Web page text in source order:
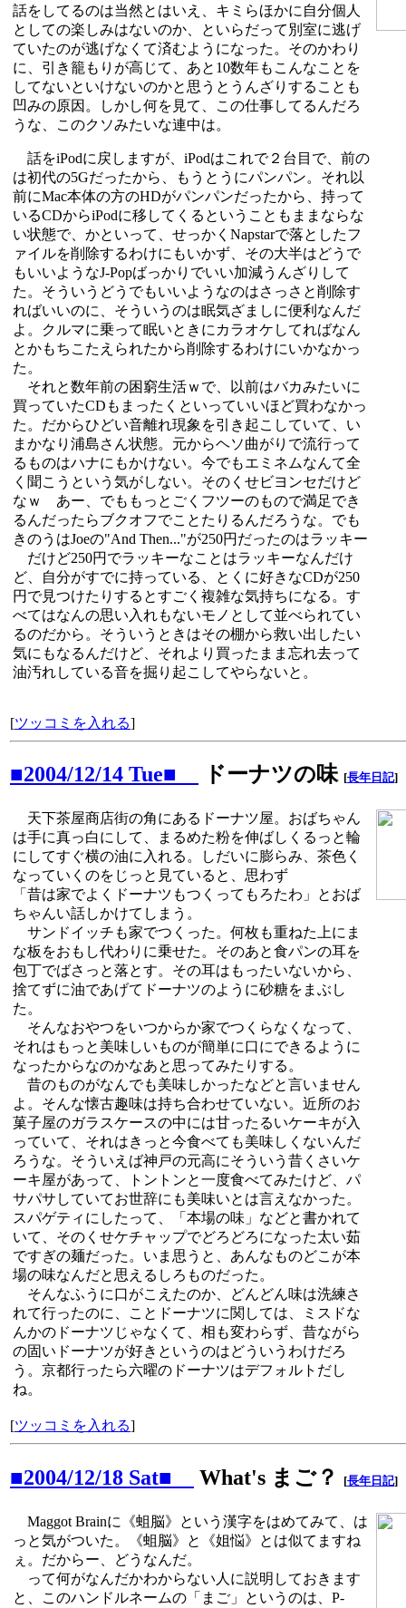
話をしてるのは当然とはいえ、キミらほかに自分個人
としての楽しみはないのか、といらだって別室に逃げ
ていたのが逃げなくて済むようになった。そのかわり
に、引き籠もりが高じて、あと10数年もこんなことを
してないといけないのかと思うとうんざりすることも
凹みの原因。しかし何を見て、この仕事してるんだろ
うな、このクソみたいな連中は。
話をiPodに戻しますが、iPodはこれで２台目で、前の
は初代の5Gだったから、もうとうにパンパン。それ以
前にMac本体の方のHDがパンパンだったから、持って
いるCDからiPodに移してくるということもままならな
い状態で、かといって、せっかくNapstarで落としたフ
ァイルを削除するわけにもいかず、その大半はどうで
もいいようなJ-Popばっかりでいい加減うんざりして
た。そういうどうでもいいようなのはさっさと削除す
ればいいのに、そういうのは眠気ざましに便利なんだ
よ。クルマに乗って眠いときにカラオケしてればなん
とかもちこたえられたから削除するわけにいかなかっ
た。
それと数年前の困窮生活ｗで、以前はバカみたいに
買っていたCDもまったくといっていいほど買わなかっ
た。だからひどい音離れ現象を引き起こしていて、い
まかなり浦島さん状態。元からヘソ曲がりで流行って
るものはハナにもかけない。今でもエミネムなんて全
く聞こうという気がしない。そのくせビヨンセだけど
なｗ あー、でももっとごくフツーのもので満足でき
るんだったらブクオフでことたりるんだろうな。でも
きのうはJoeの"And Then..."が250円だったのはラッキー
だけど250円でラッキーなことはラッキーなんだけ
ど、自分がすでに持っている、とくに好きなCDが250
円で見つけたりするとすごく複雑な気持ちになる。す
べてはなんの思い入れもないモノとして並べられてい
るのだから。そういうときはその棚から救い出したい
気にもなるんだけど、それより買ったまま忘れ去って
油汚れしている音を掘り起こしてやらないと。
[ツッコミを入れる]
■2004/12/14 Tue■ ドーナツの味 [長年日記]
天下茶屋商店街の角にあるドーナツ屋。おばちゃん
は手に真っ白にして、まるめた粉を伸ばしくるっと輪
にしてすぐ横の油に入れる。しだいに膨らみ、茶色く
なっていくのをじっと見ていると、思わず
「昔は家でよくドーナツもつくってもろたわ」とおば
ちゃんい話しかけてしまう。
サンドイッチも家でつくった。何枚も重ねた上にま
な板をおもし代わりに乗せた。そのあと食パンの耳を
包丁でばさっと落とす。その耳はもったいないから、
捨てずに油であげてドーナツのように砂糖をまぶし
た。
そんなおやつをいつからか家でつくらなくなって、
それはもっと美味しいものが簡単に口にできるように
なったからなのかなあと思ってみたりする。
昔のものがなんでも美味しかったなどと言いません
よ。そんな懐古趣味は持ち合わせていない。近所のお
菓子屋のガラスケースの中には甘ったるいケーキが入
っていて、それはきっと今食べても美味しくないんだ
ろうな。そういえば神戸の元高にそういう昔くさいケ
ーキ屋があって、トントンと一度食べてみたけど、パ
サパサしていてお世辞にも美味いとは言えなかった。
スパゲティにしたって、「本場の味」などと書かれて
いて、そのくせケチャップでどろどろになった太い茹
ですぎの麺だった。いま思うと、あんなものどこが本
場の味なんだと思えるしろものだった。
そんなふうに口がこえたのか、どんどん味は洗練さ
れて行ったのに、ことドーナツに関しては、ミスドな
んかのドーナツじゃなくて、相も変わらず、昔ながら
の固いドーナツが好きというのはどういうわけだろ
う。京都行ったら六曜のドーナツはデフォルトだし
ね。
[ツッコミを入れる]
■2004/12/18 Sat■ What's まご？ [長年日記]
Maggot Brainに《蛆脳》という漢字をはめてみて、は
っと気がついた。《蛆脳》と《姐悩》とは似てますね
ぇ。だからー、どうなんだ。
って何がなんだかわからない人に説明しておきます
と、このハンドルネームの「まご」というのは、P-